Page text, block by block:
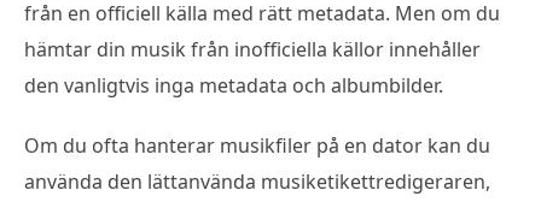
från en officiell källa med rätt metadata. Men om du
hämtar din musik från inofficiella källor innehåller
den vanligtvis inga metadata och albumbilder.
Om du ofta hanterar musikfiler på en dator kan du
använda den lättanvända musiketikettredigeraren,